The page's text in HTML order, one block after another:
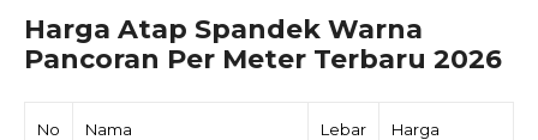
Harga Atap Spandek Warna
Pancoran Per Meter Terbaru 2026
No Nama Lebar Harga